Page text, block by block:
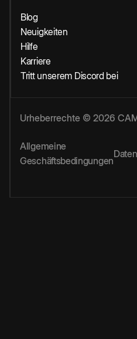
Blog
Neuigkeiten
Hilfe
Karriere
Tritt unserem Discord bei
Urheberrechte © 2026
Allgemeine
Geschäftsbedingungen